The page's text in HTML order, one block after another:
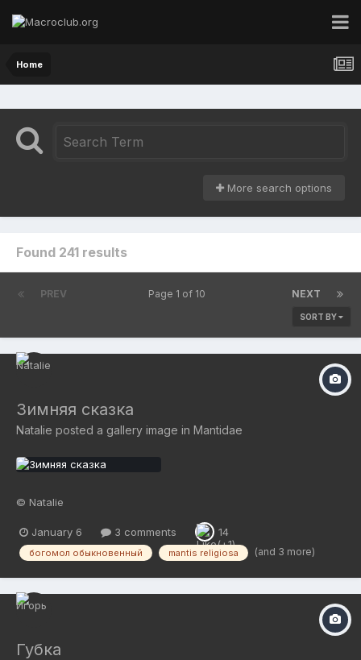
Home
More search options
Found 241 results
PREV NEXT
Page 1 of 10
SORT BY
Зимняя сказка
Natalie posted a gallery image in Mantidae
© Natalie
January 6 3 comments 14
богомол обыкновенный mantis religiosa (and 3 more)
Губка